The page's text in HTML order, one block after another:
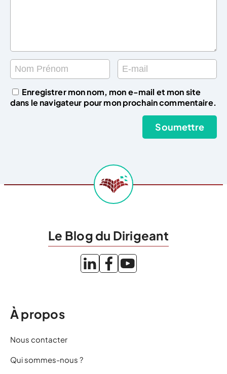
Enregistrer mon nom, mon e-mail et mon site
dans le navigateur pour mon prochain commentaire.
Le Blog du Dirigeant
À propos
Nous contacter
Qui sommes-nous ?